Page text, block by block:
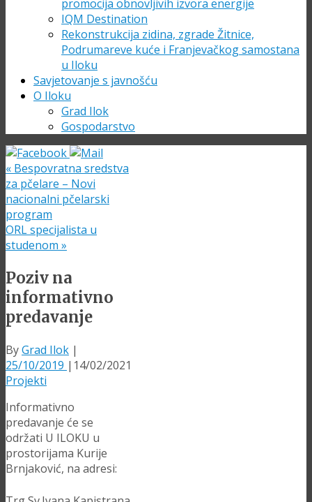
promocija obnovljivih izvora energije
IQM Destination
Rekonstrukcija zidina, zgrade Žitnice,
Podrumareve kuće i Franjevačkog samostana
u Iloku
Savjetovanje s javnošću
O Iloku
Grad Ilok
Gospodarstvo
« Bespovratna sredstva
za pčelare – Novi
nacionalni pčelarski
program
ORL specijalista u
studenom »
Poziv na
informativno
predavanje
ByGrad Ilok |
25/10/2019 | 14/02/2021
Projekti
Informativno
predavanje će se
održati U ILOKU u
prostorijama Kurije
Brnjaković, na adresi: